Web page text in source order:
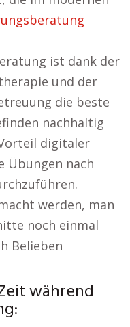
ist dank der
und der
die beste
nachhaltig
digitaler
Übungen nach
werden, man
noch einmal
Belieben
während